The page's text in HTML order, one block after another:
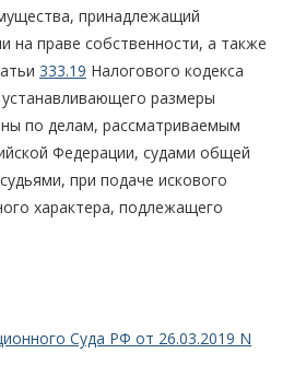
принадлежащий
на праве собственности, а также
333.19 Налогового кодекса
размеры
по делам, рассматриваемым
Федерации, судами общей
при подаче искового
характера, подлежащего
Суда РФ от 26.03.2019 N